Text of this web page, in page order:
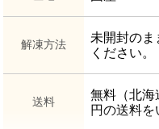
解凍方法
未開封のま
ください。
送料
無料（北海
円の送料を